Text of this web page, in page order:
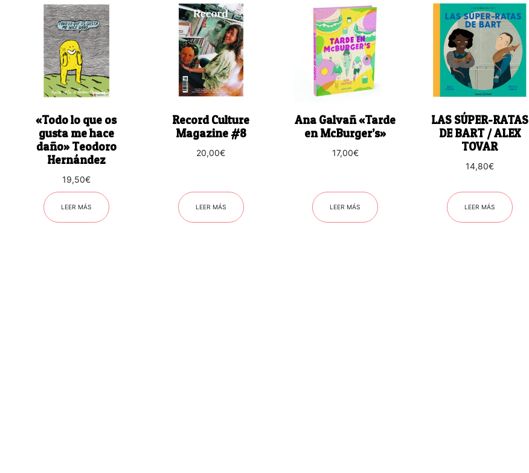
«Todo lo que os
gusta me hace
daño» Teodoro
Hernández
19,50€
LEER MÁS
Record Culture
Magazine #8
20,00€
LEER MÁS
Ana Galvañ «Tarde
en McBurger’s»
17,00€
LEER MÁS
LAS SÚPER-RATAS
DE BART / ALEX
TOVAR
14,80€
LEER MÁS